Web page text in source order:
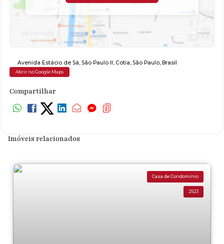
Avenida Estácio de Sá São Paulo II Cotia São Paulo, Brasil
Abrir no Google Maps
Compartilhar
Imóveis relacionados
Casa de Condomínio
2523